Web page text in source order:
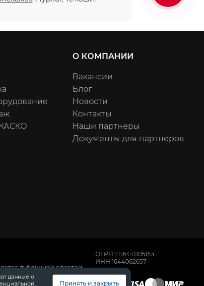
О КОМПАНИИ
Вакансии
Блог
Новости
Контакты
Наши партнеры
Документы для партнеров
публичной офертой,
автомобилей обращайтесь к
обслуживании и
ОГРН 1111644005153
ИНН 1644062657
данные о
Принять и закрыть